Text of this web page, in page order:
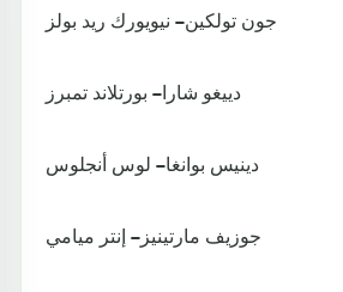
جون تولكين – نيويورك ريد بولز
دييغو شارا – بورتلاند تمبرز
دينيس بوانغا – لوس أنجلوس
جوزيف مارتينيز – إنتر ميامي